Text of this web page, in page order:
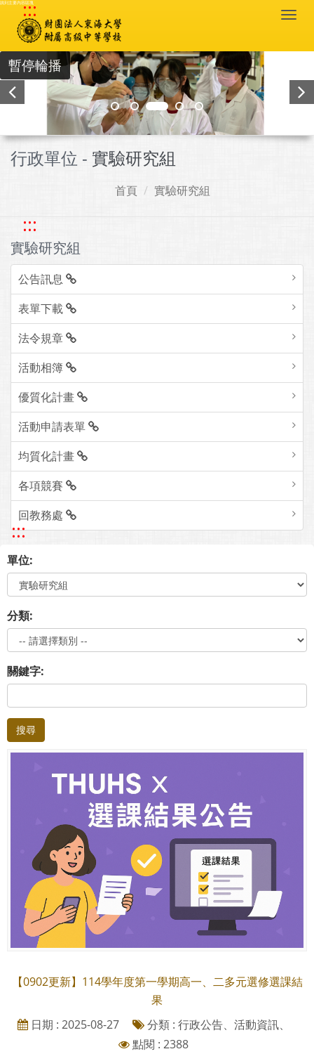
跳到主要內容區塊
:::
暫停輪播
行政單位 - 實驗研究組
首頁 實驗研究組
:::
實驗研究組
公告訊息
表單下載
法令規章
活動相簿
優質化計畫
活動申請表單
均質化計畫
各項競賽
回教務處
:::
單位:
分類:
關鍵字:
搜尋
【0902更新】114學年度第一學期高一、二多元選修選課結
果
日期 : 2025-08-27
分類 : 行政公告、活動資訊、
點閱 : 2388